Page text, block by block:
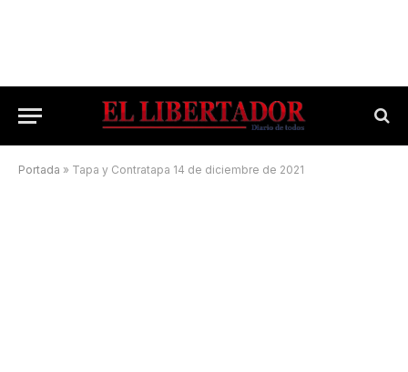
Portada » Tapa y Contratapa 14 de diciembre de 2021